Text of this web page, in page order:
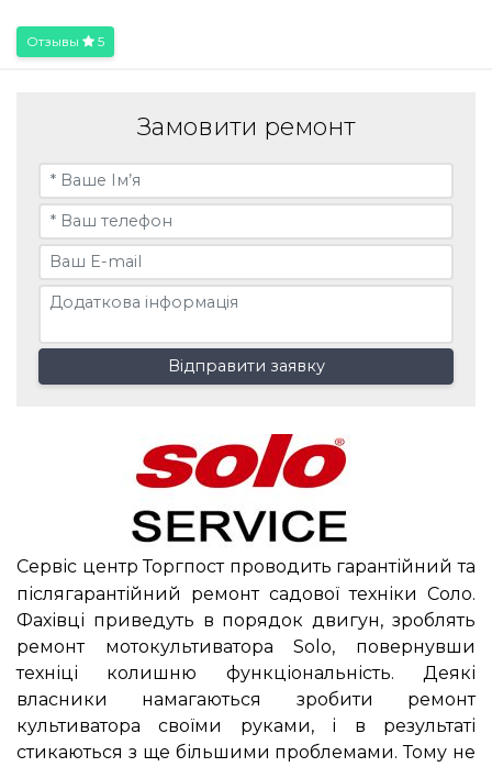
Отзывы 5
Сервіс центр Торгпост проводить гарантійний та
післягарантійний ремонт садової техніки Соло.
Фахівці приведуть в порядок двигун, зроблять
ремонт мотокультиватора Solo, повернувши
техніці колишню функціональність. Деякі
власники намагаються зробити ремонт
культиватора своїми руками, і в результаті
стикаються з ще більшими проблемами. Тому не
Замовити ремонт
Відправити заявку